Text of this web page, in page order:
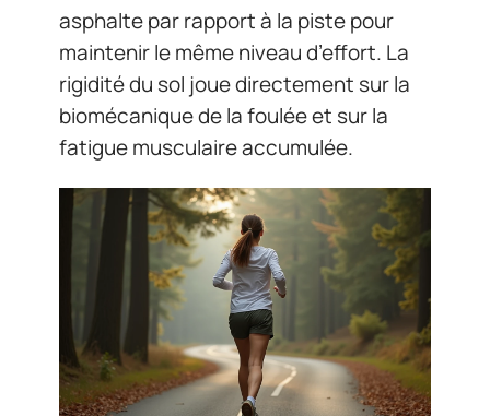
asphalte par rapport à la piste pour
maintenir le même niveau d’effort. La
rigidité du sol joue directement sur la
biomécanique de la foulée et sur la
fatigue musculaire accumulée.